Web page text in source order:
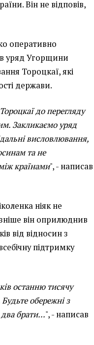
Він не відповів,
оперативно
уряд Угорщини
Тороцкаї, які
держави.
до перегляду
Закликаємо уряд
висловлювання,
та не
країнами", - написав
ніяк не
він оприлюднив
від відносин з
підтримку
останню тисячу
обережні з
брати...", - написав